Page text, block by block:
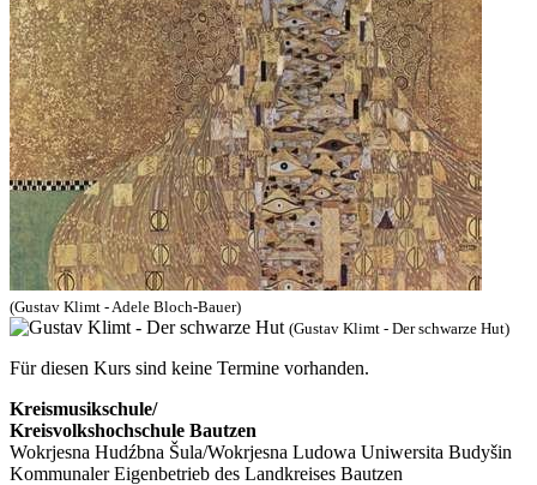
(Gustav Klimt - Adele Bloch-Bauer)
(Gustav Klimt - Der schwarze Hut)
Für diesen Kurs sind keine Termine vorhanden.
Kreismusikschule/
Kreisvolkshochschule Bautzen
Wokrjesna Hudźbna Šula/Wokrjesna Ludowa Uniwersita Budyšin
Kommunaler Eigenbetrieb des Landkreises Bautzen